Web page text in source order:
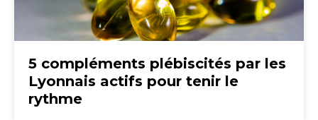
5 compléments plébiscités par les
Lyonnais actifs pour tenir le
rythme